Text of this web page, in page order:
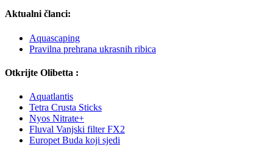
Aktualni članci:
Aquascaping
Pravilna prehrana ukrasnih ribica
Otkrijte Olibetta :
Aquatlantis
Tetra Crusta Sticks
Nyos Nitrate+
Fluval Vanjski filter FX2
Europet Buda koji sjedi